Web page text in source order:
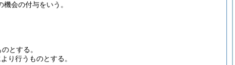
会の付与をいう。
とする。
り行うものとする。